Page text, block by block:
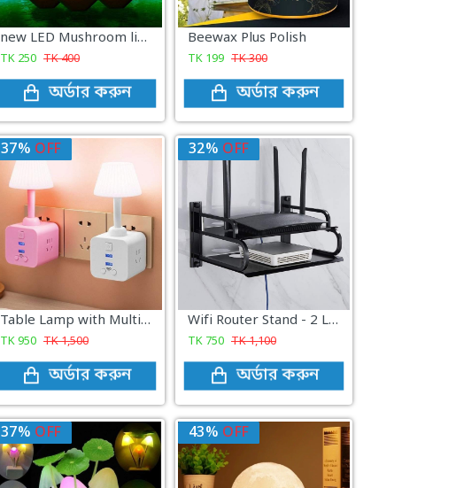
new LED Mushroom light
TK 250 TK400
অর্ডার করুন
Beewax Plus Polish
TK 199 TK300
অর্ডার করুন
37% OFF
Table Lamp with Multi Plug
TK950 TK1,500
অর্ডার করুন
32% OFF
Wifi Router Stand - 2 Layer
TK 750 TK1,100
অর্ডার করুন
37% OFF 43% OFF